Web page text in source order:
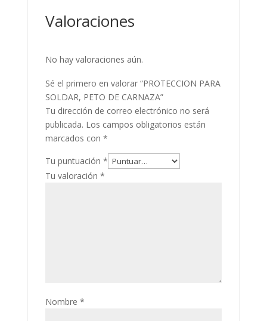
Valoraciones
No hay valoraciones aún.
Sé el primero en valorar “PROTECCION PARA
SOLDAR, PETO DE CARNAZA”
Tu dirección de correo electrónico no será
publicada. Los campos obligatorios están
marcados con *
Tu puntuación *
Tu valoración *
Nombre *